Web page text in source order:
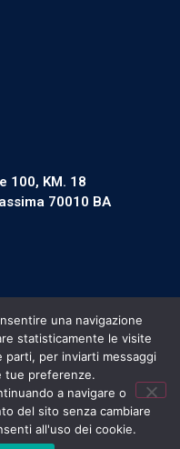
100, KM. 18
70010 BA
di aiuto?
una navigazione
statisticamente le visite
per inviarti messaggi
tue preferenze.
a navigare o
del sito senza cambiare
all'uso dei cookie.